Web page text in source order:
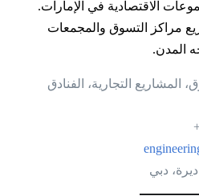
الاقتصادية في الإمارات.
مراكز التسوق والمجمعات
المدن.
المشاريع التجارية، الفنادق
دبي